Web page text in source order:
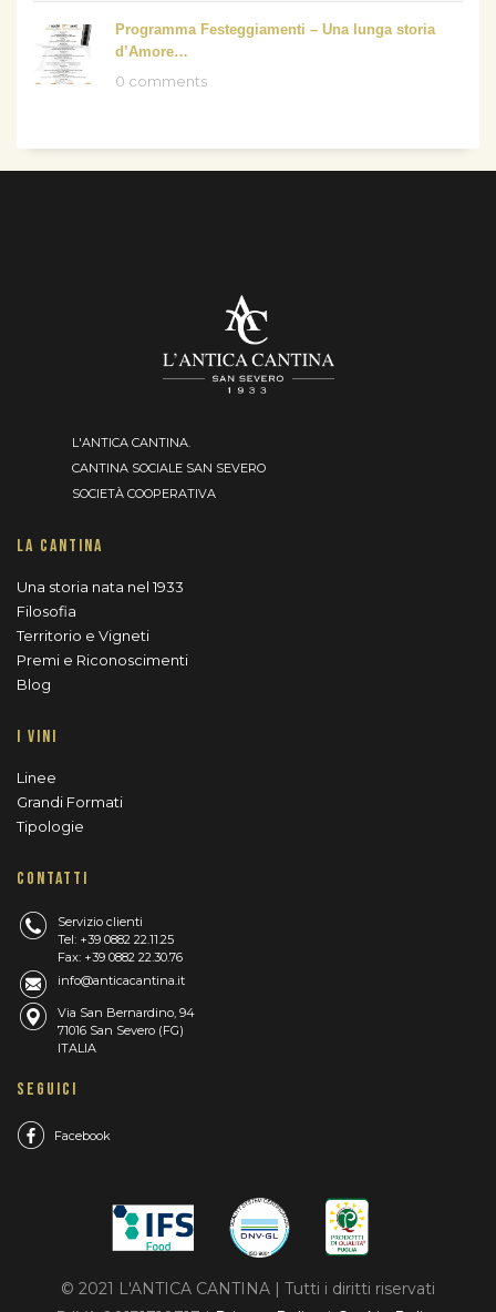
Programma Festeggiamenti – Una lunga storia
d’Amore…
0 comments
L'ANTICA CANTINA.
CANTINA SOCIALE SAN SEVERO
SOCIETÀ COOPERATIVA
LA CANTINA
Una storia nata nel 1933
Filosofia
Territorio e Vigneti
Premi e Riconoscimenti
Blog
I VINI
Linee
Grandi Formati
Tipologie
CONTATTI
Servizio clienti
Tel: +39 0882 22.11.25
Fax: +39 0882 22.30.76
info@anticacantina.it
Via San Bernardino, 94
71016 San Severo (FG)
ITALIA
SEGUICI
Facebook
© 2021 L'ANTICA CANTINA | Tutti i diritti riservati